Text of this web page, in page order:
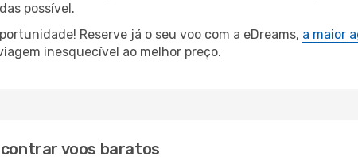
possível.
Reserve já o seu voo com a eDreams, a maior
inesquecível ao melhor preço.
voos baratos